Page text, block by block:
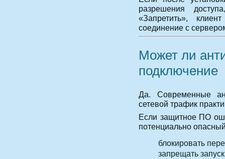
разрешения
«Запретить»,
соединение с
Может ли
подключение
Да. Современные
сетевой трафик
Если защитное ПО
потенциально
блокировать
запрещать